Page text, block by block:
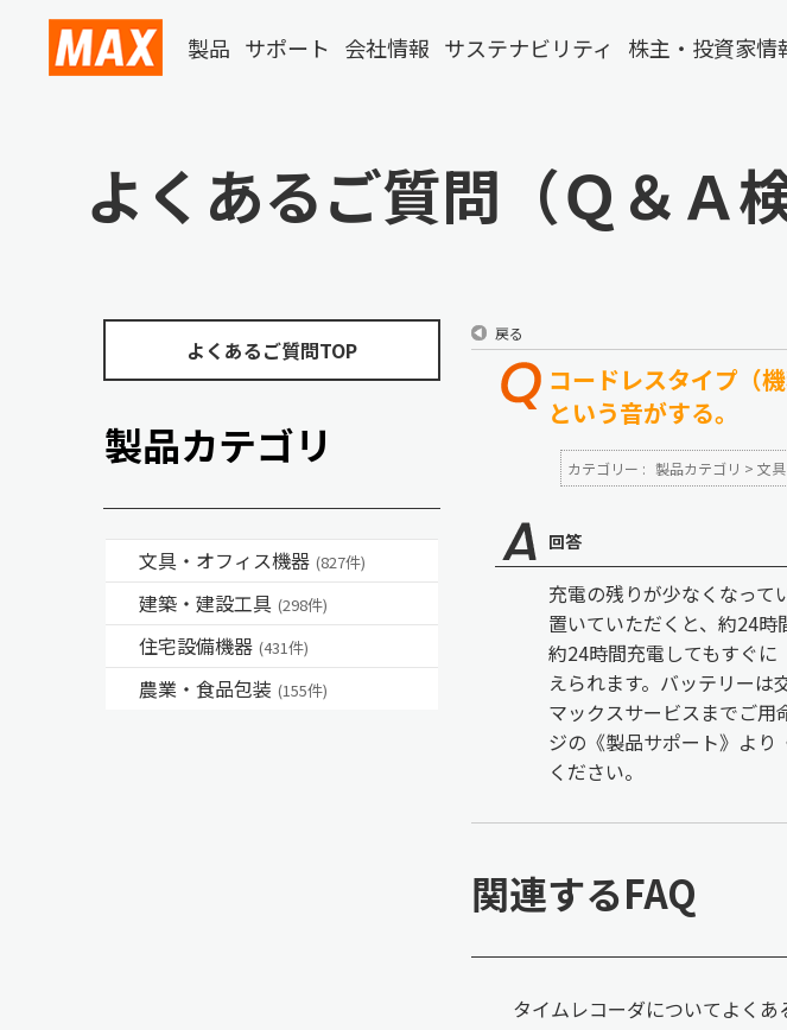
製品 サポート 会社情報 サステナビリティ 株主・投資家情
よくあるご質問（Ｑ＆Ａ検
よくあるご質問TOP
製品カテゴリ
文具・オフィス機器 (827件)
建築・建設工具 (298件)
住宅設備機器 (431件)
農業・食品包装 (155件)
戻る
コードレスタイプ（
という音がする。
カテゴリー : 製品カテゴリ > 文
回答
充電の残りが少なくなって
置いていただくと、約24時
約24時間充電してもすぐ
えられます。バッテリーは
マックスサービスまでご用
ジの《製品サポート》よ
ください。
関連するFAQ
タイムレコーダについてよくあ